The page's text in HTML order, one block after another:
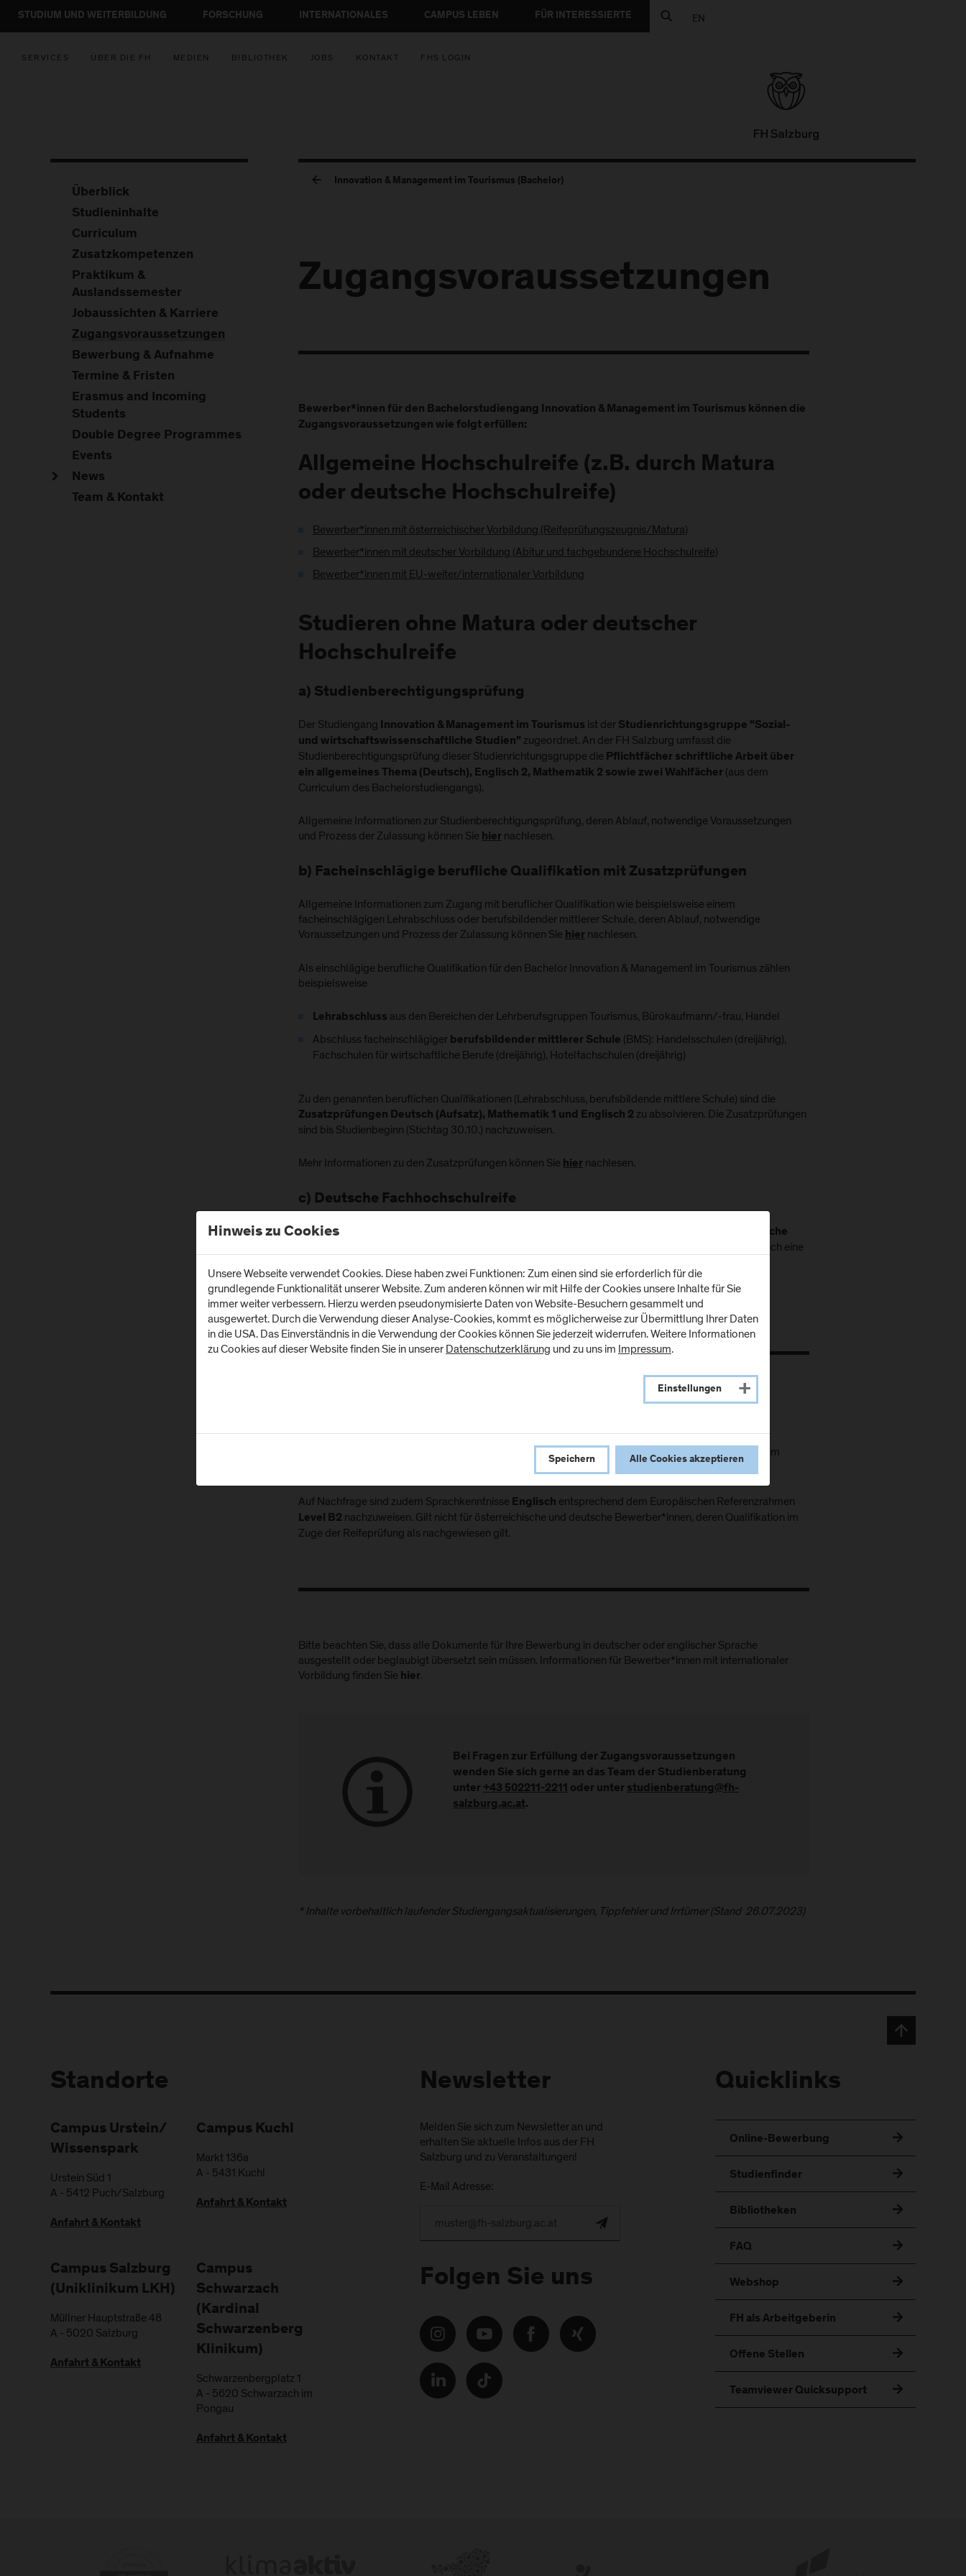
STUDIUM UND WEITERBILDUNG FORSCHUNG INTERNATIONALES CAMPUS LEBEN FÜR INTERESSIERTE EN
SERVICES ÜBER DIE FH MEDIEN BIBLIOTHEK JOBS KONTAKT FHS LOGIN
Innovation & Management im Tourismus (Bachelor)
Zugangsvoraussetzungen
Bewerber*innen für den Bachelorstudiengang Innovation & Management im Tourismus können die
Zugangsvoraussetzungen wie folgt erfüllen:
Allgemeine Hochschulreife (z.B. durch Matura
oder deutsche Hochschulreife)
Bewerber*innen mit österreichischer Vorbildung (Reifeprüfungszeugnis/Matura)
Bewerber*innen mit deutscher Vorbildung (Abitur und fachgebundene Hochschulreife)
Bewerber*innen mit EU-weiter/internationaler Vorbildung
Studieren ohne Matura oder deutscher
Hochschulreife
a) Studienberechtigungsprüfung
Der Studiengang Innovation & Management im Tourismus ist der Studienrichtungsgruppe "Sozial-
und wirtschaftswissenschaftliche Studien" zugeordnet. An der FH Salzburg umfasst die
Studienberechtigungsprüfung dieser Studienrichtungsgruppe die Pflichtfächer schriftliche Arbeit über
ein allgemeines Thema (Deutsch), Englisch 2, Mathematik 2 sowie zwei Wahlfächer (aus dem
Curriculum des Bachelorstudiengangs).
Allgemeine Informationen zur Studienberechtigungsprüfung, deren Ablauf, notwendige Voraussetzungen
und Prozess der Zulassung können Sie hier nachlesen.
b) Facheinschlägige berufliche Qualifikation mit Zusatzprüfungen
Allgemeine Informationen zum Zugang mit beruflicher Qualifikation wie beispielsweise einem
facheinschlägigen Lehrabschluss oder berufsbildender mittlerer Schule, deren Ablauf, notwendige
Voraussetzungen und Prozess der Zulassung können Sie hier nachlesen.
Als einschlägige berufliche Qualifikation für den Bachelor Innovation & Management im Tourismus zählen
beispielsweise
Lehrabschluss aus den Bereichen der Lehrberufsgruppen Tourismus, Bürokaufmann/-frau, Handel
Abschluss facheinschlägiger berufsbildender mittlerer Schule (BMS): Handelsschulen (dreijährig),
Fachschulen für wirtschaftliche Berufe (dreijährig), Hotelfachschulen (dreijährig)
Zu den genannten beruflichen Qualifikationen (Lehrabschluss, berufsbildende mittlere Schule) sind die
Zusatzprüfungen Deutsch (Aufsatz), Mathematik 1 und Englisch 2 zu absolvieren. Die Zusatzprüfungen
sind bis Studienbeginn (Stichtag 30.10.) nachzuweisen.
Mehr Informationen zu den Zusatzprüfungen können Sie hier nachlesen.
c) Deutsche Fachhochschulreife
Als Zugangsvoraussetzung für den Bachelor Innovation & Management im Tourismus wird die
Deutsche
anerkannt, wenn auch eine
In diesem Fall sind zu absolvieren.
Deutschist, müssen Sprachkenntnisse entsprechend dem
Auf Nachfrage sind zudem Sprachkenntnisse Englisch entsprechend dem Europäischen Referenzrahmen
Level B2 nachzuweisen. Gilt nicht für österreichische und deutsche Bewerber*innen, deren Qualifikation im
Zuge der Reifeprüfung als nachgewiesen gilt.
Bitte beachten Sie, dass alle Dokumente für Ihre Bewerbung in deutscher oder englischer Sprache
ausgestellt oder beglaubigt übersetzt sein müssen. Informationen für Bewerber*innen mit internationaler
Vorbildung finden Sie hier.
Bei Fragen zur Erfüllung der Zugangsvoraussetzungen
wenden Sie sich gerne an das Team der Studienberatung
unter +43 502211-2211 oder unter studienberatung@fh-
salzburg.ac.at.
* Inhalte vorbehaltlich laufender Studiengangsaktualisierungen, Tippfehler und Irrtümer (Stand 26.07.2023)
Überblick
Studieninhalte
Curriculum
Zusatzkompetenzen
Praktikum &
Auslandssemester
Jobaussichten & Karriere
Zugangsvoraussetzungen
Bewerbung & Aufnahme
Termine & Fristen
Erasmus and Incoming
Students
Double Degree Programmes
Events
News
Team & Kontakt
Standorte
Campus Urstein/
Wissenspark
Urstein Süd 1
A - 5412 Puch/Salzburg
Anfahrt & Kontakt
Campus Kuchl
Markt 136a
A - 5431 Kuchl
Anfahrt & Kontakt
Campus Salzburg
(Uniklinikum LKH)
Müllner Hauptstraße 48
A - 5020 Salzburg
Anfahrt & Kontakt
Campus
Schwarzach
(Kardinal
Schwarzenberg
Klinikum)
Schwarzenbergplatz 1
A - 5620 Schwarzach im
Pongau
Anfahrt & Kontakt
Newsletter
Melden Sie sich zum Newsletter an und
erhalten Sie aktuelle Infos aus der FH
Salzburg und zu Veranstaltungen!
E-Mail Adresse:
Folgen Sie uns
Quicklinks
Online-Bewerbung
Studienfinder
Bibliotheken
FAQ
Webshop
FH als Arbeitgeberin
Offene Stellen
Teamviewer Quicksupport
Hinweis zu Cookies
Unsere Webseite verwendet Cookies. Diese haben zwei Funktionen: Zum einen sind sie erforderlich für die
grundlegende Funktionalität unserer Website. Zum anderen können wir mit Hilfe der Cookies unsere Inhalte für Sie
immer weiter verbessern. Hierzu werden pseudonymisierte Daten von Website-Besuchern gesammelt und
ausgewertet. Durch die Verwendung dieser Analyse-Cookies, kommt es möglicherweise zur Übermittlung Ihrer Daten
in die USA. Das Einverständnis in die Verwendung der Cookies können Sie jederzeit widerrufen. Weitere Informationen
zu Cookies auf dieser Website finden Sie in unsererDatenschutzerklärung und zu uns im Impressum.
Einstellungen
Speichern Alle Cookies akzeptieren